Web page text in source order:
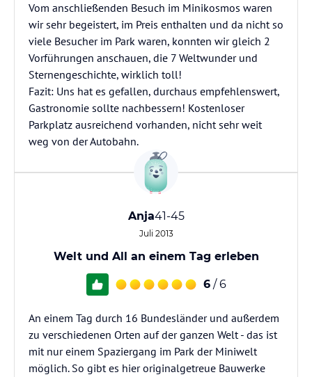
Vom anschließenden Besuch im Minikosmos waren
wir sehr begeistert, im Preis enthalten und da nicht so
viele Besucher im Park waren, konnten wir gleich 2
Vorführungen anschauen, die 7 Weltwunder und
Sternengeschichte, wirklich toll!
Fazit: Uns hat es gefallen, durchaus empfehlenswert,
Gastronomie sollte nachbessern! Kostenloser
Parkplatz ausreichend vorhanden, nicht sehr weit
weg von der Autobahn.
Anja41-45
Juli 2013
Welt und All an einem Tag erleben
6 / 6
An einem Tag durch 16 Bundesländer und außerdem
zu verschiedenen Orten auf der ganzen Welt - das ist
mit nur einem Spaziergang im Park der Miniwelt
möglich. So gibt es hier originalgetreue Bauwerke